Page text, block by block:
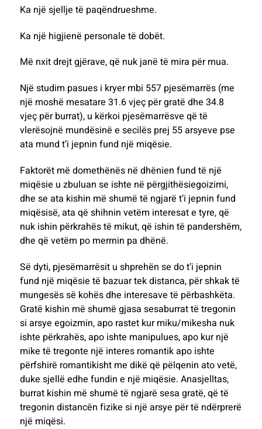
Ka një sjellje të paqëndrueshme.
Ka një higjienë personale të dobët.
Më nxit drejt gjërave, që nuk janë të mira për mua.
Një studim pasues i kryer mbi 557 pjesëmarrës (me
një moshë mesatare 31.6 vjeç për gratë dhe 34.8
vjeç për burrat), u kërkoi pjesëmarrësve që të
vlerësojnë mundësinë e secilës prej 55 arsyeve pse
ata mund t’i jepnin fund një miqësie.
Faktorët më domethënës në dhënien fund të një
miqësie u zbuluan se ishte në përgjithësiegoizimi,
dhe se ata kishin më shumë të ngjarë t’i jepnin fund
miqësisë, ata që shihnin vetëm interesat e tyre, që
nuk ishin përkrahës të mikut, që ishin të pandershëm,
dhe që vetëm po merrnin pa dhënë.
Së dyti, pjesëmarrësit u shprehën se do t’i jepnin
fund një miqësie të bazuar tek distanca, për shkak të
mungesës së kohës dhe interesave të përbashkëta.
Gratë kishin më shumë gjasa sesaburrat të tregonin
si arsye egoizmin, apo rastet kur miku/mikesha nuk
ishte përkrahës, apo ishte manipulues, apo kur një
mike të tregonte një interes romantik apo ishte
përfshirë romantikisht me dikë që pëlqenin ato vetë,
duke sjellë edhe fundin e një miqësie. Anasjelltas,
burrat kishin më shumë të ngjarë sesa gratë, që të
tregonin distancën fizike si një arsye për të ndërprerë
një miqësi.